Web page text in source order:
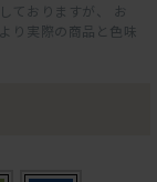
ておりますが、 お
り実際の商品と色味